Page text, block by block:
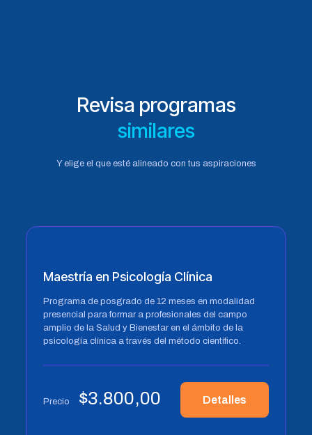
Revisa programas
similares
Y elige el que esté alineado con tus aspiraciones
Maestría en Psicología Clínica
Programa de posgrado de 12 meses en modalidad
presencial para formar a profesionales del campo
amplio de la Salud y Bienestar en el ámbito de la
psicología clínica a través del método científico.
Precio $3.800,00 Detalles